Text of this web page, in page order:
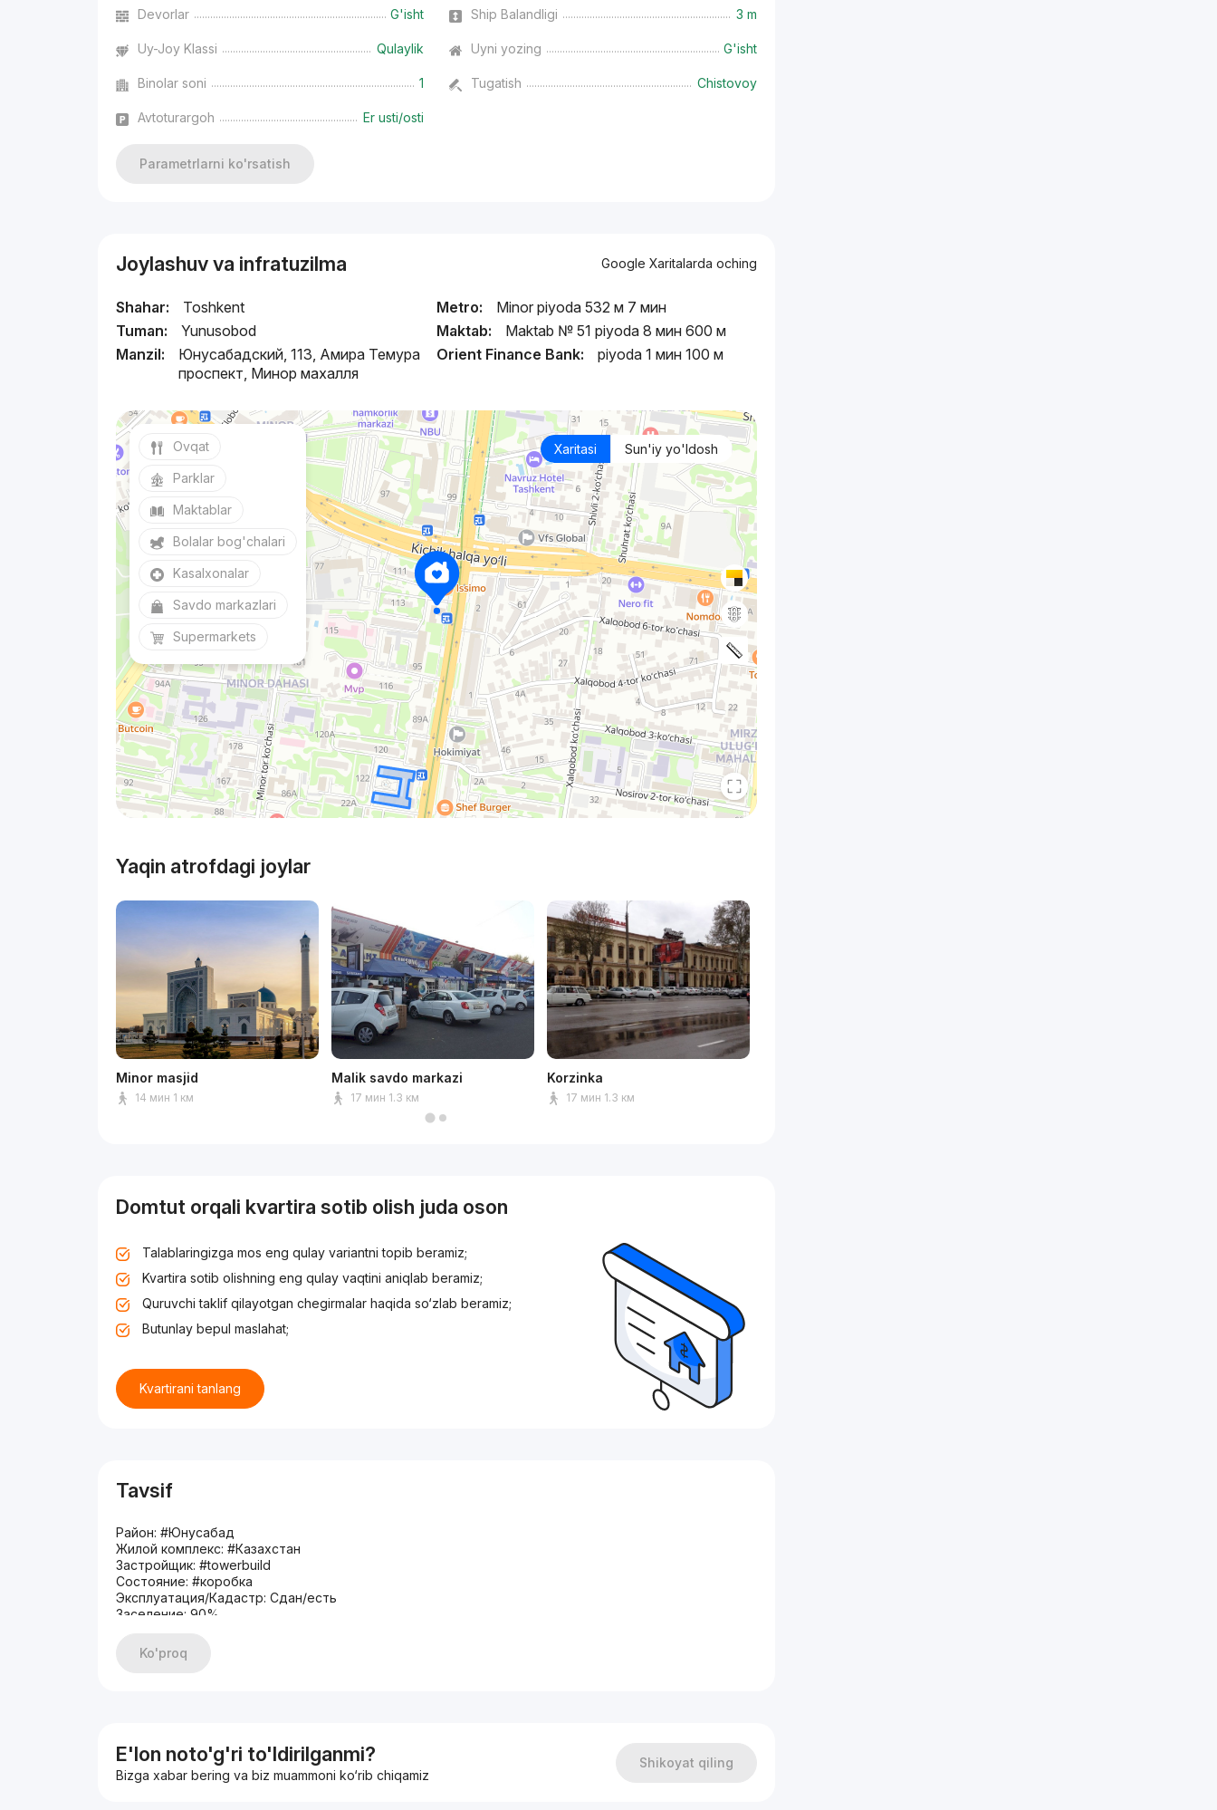
Devorlar G'isht Ship Balandligi 3 m
Uy-Joy Klassi Qulaylik Uyni yozing G'isht
Binolar soni 1 Tugatish Chistovoy
Avtoturargoh Er usti/osti
Parametrlarni ko'rsatish
Joylashuv va infratuzilma Google Xaritalarda oching
Shahar:
Toshkent
Tuman:
Yunusobod
Manzil:
Юнусабадский, 113, Амира Темура
проспект, Минор махалля
Metro:
Minor piyoda 532 м 7 мин
Maktab:
Maktab № 51 piyoda 8 мин 600 м
Orient Finance Bank:
piyoda 1 мин 100 м
Xaritasi Sun'iy yo'ldosh
Ovqat
Parklar
Maktablar
Bolalar bog'chalari
Kasalxonalar
Savdo markazlari
Supermarkets
Yaqin atrofdagi joylar
Minor masjid
14 мин 1 км
Malik savdo markazi
17 мин 1.3 км
Korzinka
17 мин 1.3 км
Domtut orqali kvartira sotib olish juda oson
Talablaringizga mos eng qulay variantni topib beramiz;
Kvartira sotib olishning eng qulay vaqtini aniqlab beramiz;
Quruvchi taklif qilayotgan chegirmalar haqida so‘zlab beramiz;
Butunlay bepul maslahat;
Kvartirani tanlang
Tavsif
Район: #Юнусабад
Жилой комплекс: #Казахстан
Застройщик: #towerbuild
Состояние: #коробка
Эксплуатация/Кадастр: Сдан/есть
Заселение: 90%
3/10/10
127м2
Контакт: 900443413
Сардор
Продаются квартиры в ЖК Казахстан
Ko'proq
E'lon noto'g'ri to'ldirilganmi?
Bizga xabar bering va biz muammoni ko‘rib chiqamiz
Shikoyat qiling